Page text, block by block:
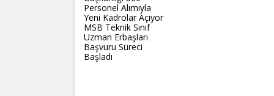
Personel Alımıyla
Yeni Kadrolar Açıyor
MSB Teknik Sınıf
Uzman Erbaşları
Başvuru Süreci
Başladı